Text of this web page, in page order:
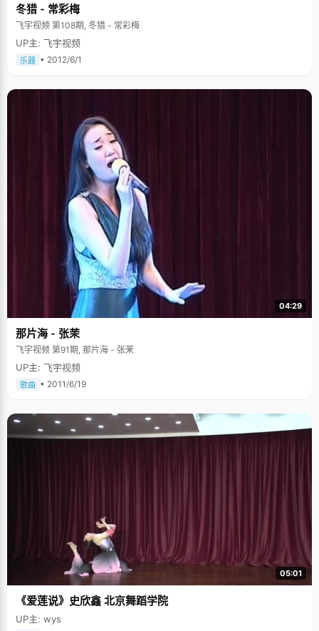
冬猎 - 常彩梅
飞宇视频 第108期, 冬猎 - 常彩梅
UP主: 飞宇视频
乐器 • 2012/6/1
04:29
那片海 - 张茉
飞宇视频 第91期, 那片海 - 张茉
UP主: 飞宇视频
歌曲 • 2011/6/19
05:01
《爱莲说》史欣鑫 北京舞蹈学院
UP主: wys